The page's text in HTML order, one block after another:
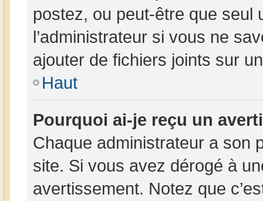
postez, ou peut-être que seul
l’administrateur si vous ne
ajouter de fichiers joints sur
Haut
Pourquoi ai-je reçu un
Chaque administrateur a son
site. Si vous avez dérogé à
avertissement. Notez que